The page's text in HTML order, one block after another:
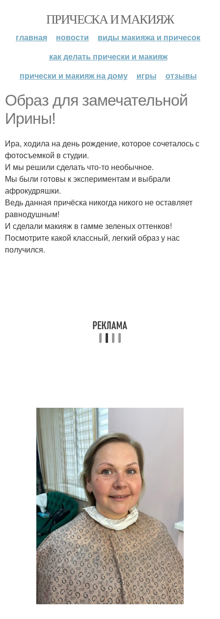
ПРИЧЕСКА И МАКИЯЖ
главная новости
виды макияжа и причесок
как делать прически и макияж
прически и макияж на дому
игры отзывы
Образ для замечательной
Ирины!
Ира, ходила на день рождение, которое сочеталось с
фотосъемкой в студии.
И мы решили сделать что-то необычное.
Мы были готовы к экспериментам и выбрали
афрокудряшки.
Ведь данная причёска никогда никого не оставляет
равнодушным!
И сделали макияж в гамме зеленых оттенков!
Посмотрите какой классный, легкий образ у нас
получился.